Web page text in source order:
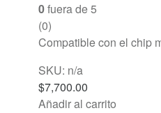
0fuera de 5
(0)
Compatible con el chip
SKU: n/a
$7,700.00
Añadir al carrito